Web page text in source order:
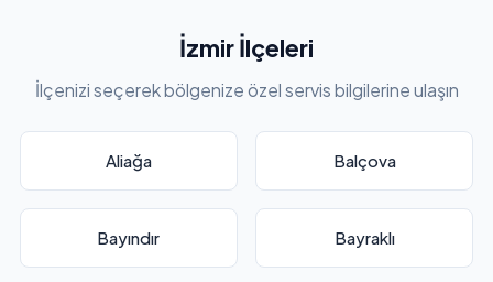
İzmir İlçeleri
İlçenizi seçerek bölgenize özel servis bilgilerine ulaşın
Aliağa Balçova
Bayındır Bayraklı